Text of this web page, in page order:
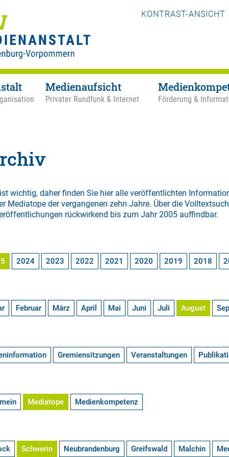
KONTRAST-ANSICHT
Medienaufsicht
Privater Rundfunk & Internet Förderung &
wichtig, daher finden Sie hier alle veröffentlichten
Mediatope der vergangenen zehn Jahre. Über die
rückwirkend bis zum Jahr 2005 auffindbar.
2024 2023 2022 2021 2020 2019 2018
Februar März April Mai Juni Juli August
Gremiensitzungen Veranstaltungen
Mediatope Medienkompetenz
Schwerin Neubrandenburg Greifswald Malchin